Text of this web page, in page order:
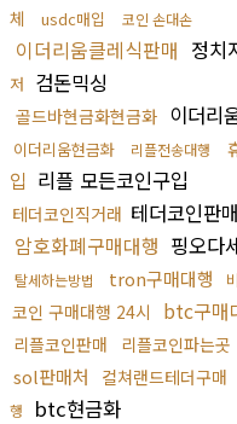
체
usdc매입 코인 손대손
이더리움클레식판매 정치
저 검돈믹싱
골드바현금화현금화 이더리
이더리움현금화 리플전송대행
입 리플 모든코인구입
테더코인직거래 테더코인판매
암호화폐구매대행 핑오다
탈세하는방법 tron구매대행
코인 구매대행 24시 btc구매
리플코인판매 리플코인파는곳
sol판매처 컬쳐랜드테더구매
행
btc현금화